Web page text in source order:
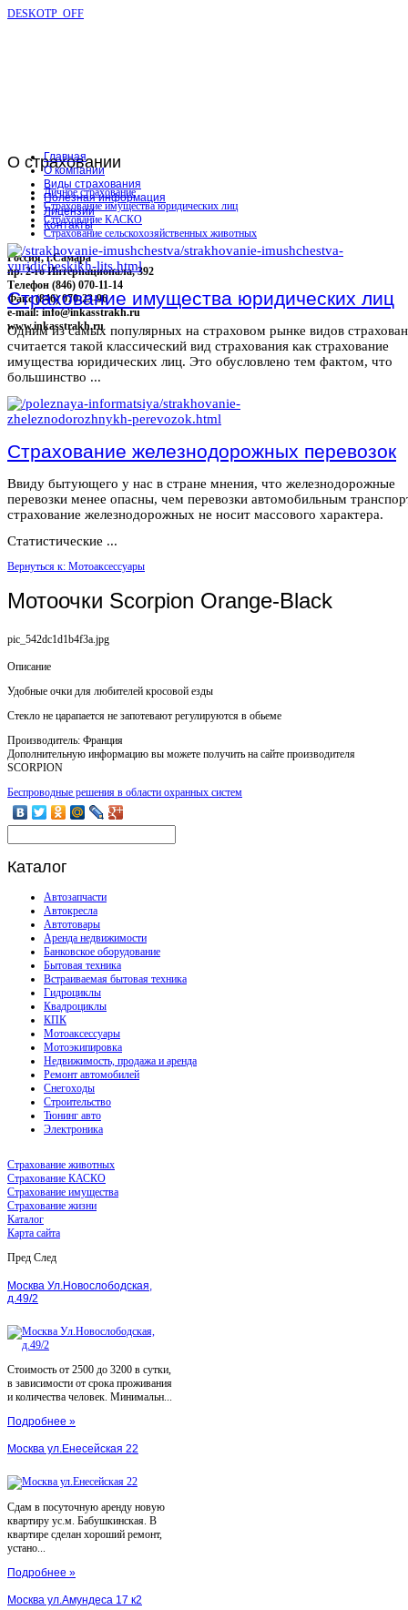
DESKOTP_OFF
О страховании
Личное страхование
Страхование имущества юридических лиц
Страхование КАСКО
Страхование сельскохозяйственных животных
Россия, г.Самара
пр. 2-го Интернационала, 392
Телефон (846) 070-11-14
Факс (846) 070-23-96
e-mail: info@inkasstrakh.ru
www.inkasstrakh.ru
Главная
О компании
Виды страхования
Полезная информация
Лицензии
Контакты
Страхование имущества юридических лиц
Одним из самых популярных на страховом рынке видов
считается такой классический вид страхования как страхование
имущества юридических лиц. Это обусловлено тем фактом, что
большинство ...
Страхование железнодорожных перевозок
Ввиду бытующего у нас в стране мнения, что железнодорожные
перевозки менее опасны, чем перевозки автомобильным
страхование железнодорожных не носит массового характера.
Статистические ...
Вернуться к: Мотоаксессуары
Мотоочки Scorpion Orange-Black
pic_542dc1d1b4f3a.jpg
Описание
Удобные очки для любителей кросовой езды
Стекло не царапается не запотевают регулируются в обьеме
Производитель: Франция
Дополнительную информацию вы можете получить на сайте производителя
SCORPION
Беспроводные решения в области охранных систем
Каталог
Автозапчасти
Автокресла
Автотовары
Аренда недвижимости
Банковское оборудование
Бытовая техника
Встраиваемая бытовая техника
Гидроциклы
Квадроциклы
КПК
Мотоаксессуары
Мотоэкипировка
Недвижимость, продажа и аренда
Ремонт автомобилей
Снегоходы
Строительство
Тюнинг авто
Электроника
Страхование животных
Страхование КАСКО
Страхование имущества
Страхование жизни
Каталог
Карта сайта
Пред След
Москва Ул.Новослободская,
д.49/2
Стоимость от 2500 до 3200 в сутки,
в зависимости от срока проживания
и количества человек. Минимальн...
Подробнее »
Москва ул.Енесейская 22
Сдам в посуточную аренду новую
квартиру ус.м. Бабушкинская. В
квартире сделан хороший ремонт,
устано...
Подробнее »
Москва ул.Амундеса 17 к2